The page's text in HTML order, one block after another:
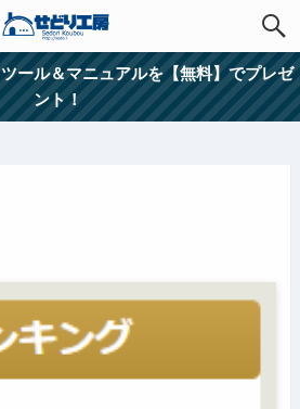
ール＆マニュアルを【無料】でプレゼ
ント！